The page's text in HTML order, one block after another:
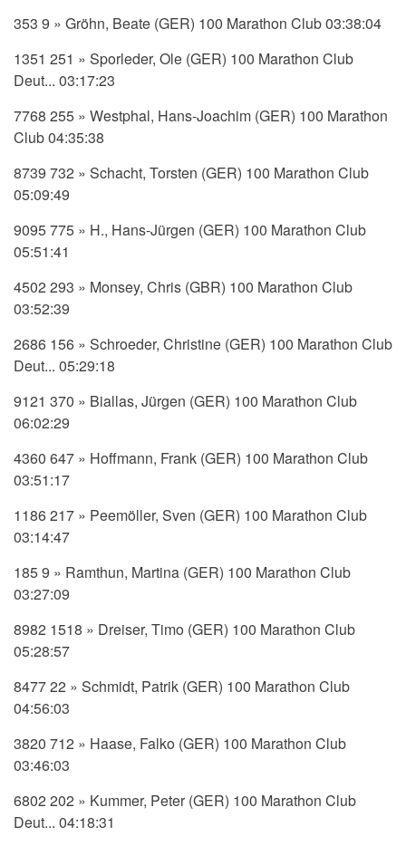
353 9 » Gröhn, Beate (GER) 100 Marathon Club 03:38:04
1351 251 » Sporleder, Ole (GER) 100 Marathon Club
Deut... 03:17:23
7768 255 » Westphal, Hans-Joachim (GER) 100 Marathon
Club 04:35:38
8739 732 » Schacht, Torsten (GER) 100 Marathon Club
05:09:49
9095 775 » H., Hans-Jürgen (GER) 100 Marathon Club
05:51:41
4502 293 » Monsey, Chris (GBR) 100 Marathon Club
03:52:39
2686 156 » Schroeder, Christine (GER) 100 Marathon Club
Deut... 05:29:18
9121 370 » Biallas, Jürgen (GER) 100 Marathon Club
06:02:29
4360 647 » Hoffmann, Frank (GER) 100 Marathon Club
03:51:17
1186 217 » Peemöller, Sven (GER) 100 Marathon Club
03:14:47
185 9 » Ramthun, Martina (GER) 100 Marathon Club
03:27:09
8982 1518 » Dreiser, Timo (GER) 100 Marathon Club
05:28:57
8477 22 » Schmidt, Patrik (GER) 100 Marathon Club
04:56:03
3820 712 » Haase, Falko (GER) 100 Marathon Club
03:46:03
6802 202 » Kummer, Peter (GER) 100 Marathon Club
Deut... 04:18:31